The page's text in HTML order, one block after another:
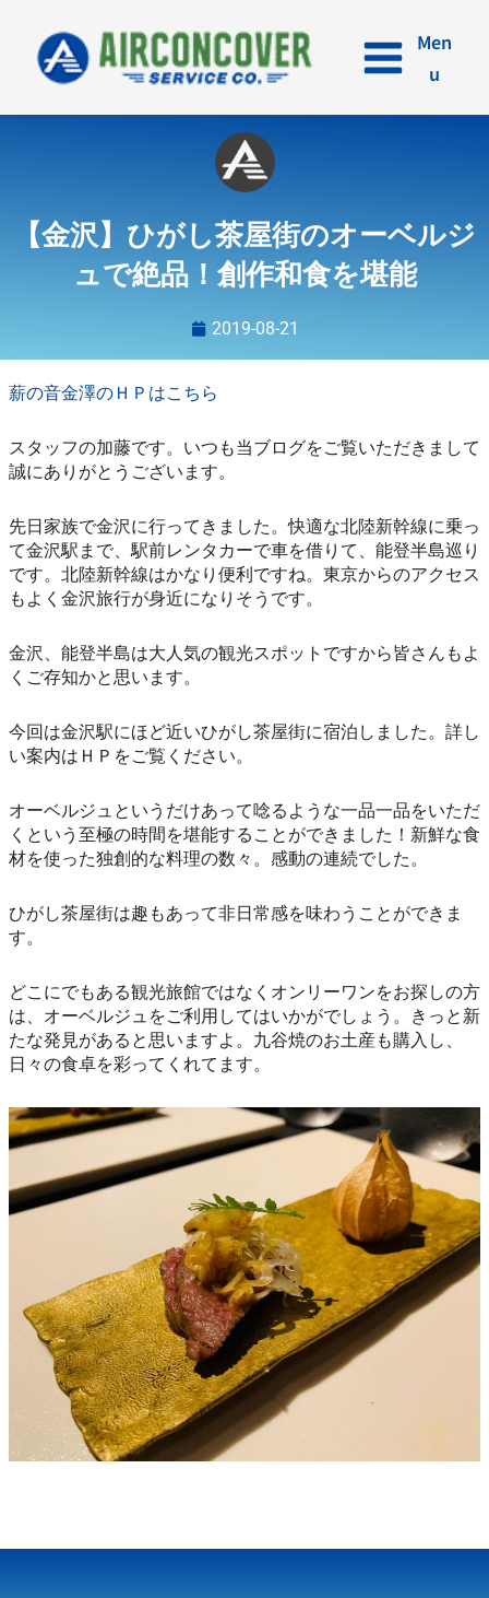
キ
Men
u
【金沢】ひがし茶屋街のオーベルジ
ュで絶品！創作和食を堪能
2019-08-21
薪の音金澤のＨＰはこちら
スタッフの加藤です。いつも当ブログをご覧いただきまして
誠にありがとうございます。
先日家族で金沢に行ってきました。快適な北陸新幹線に乗っ
て金沢駅まで、駅前レンタカーで車を借りて、能登半島巡り
です。北陸新幹線はかなり便利ですね。東京からのアクセス
もよく金沢旅行が身近になりそうです。
金沢、能登半島は大人気の観光スポットですから皆さんもよ
くご存知かと思います。
今回は金沢駅にほど近いひがし茶屋街に宿泊しました。詳し
い案内はＨＰをご覧ください。
オーベルジュというだけあって唸るような一品一品をいただ
くという至極の時間を堪能することができました！新鮮な食
材を使った独創的な料理の数々。感動の連続でした。
ひがし茶屋街は趣もあって非日常感を味わうことができま
す。
どこにでもある観光旅館ではなくオンリーワンをお探しの方
は、オーベルジュをご利用してはいかがでしょう。きっと新
たな発見があると思いますよ。九谷焼のお土産も購入し、
日々の食卓を彩ってくれてます。